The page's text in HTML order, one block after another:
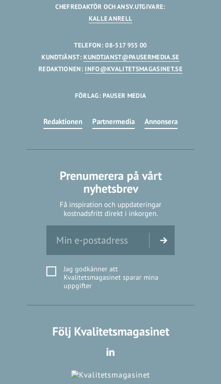
CHEFREDAKTÖR OCH ANSV.UTGIVARE:
KALLE ANRELL
TELEFON: 08-517 955 00
KUNDTJÄNST:KUNDTJANST@PAUSERMEDIA.SE
REDAKTIONEN: INFO@KVALITETSMAGASINET.SE
FÖRLAG: PAUSER MEDIA
Redaktionen Partnermedia Annonsera
Prenumerera på vårt
nyhetsbrev
Få inspiration och uppdateringar
kostnadsfritt direkt i inkorgen.
Jag godkänner att
Kvalitetsmagasinet sparar mina
uppgifter
Följ Kvalitetsmagasinet